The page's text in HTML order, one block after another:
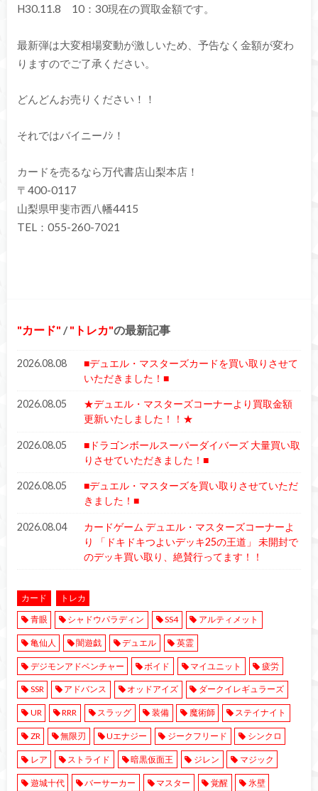
H30.11.8 10：30現在の買取金額です。
最新弾は大変相場変動が激しいため、予告なく金額が変わ
りますのでご了承ください。
どんどんお売りください！！
それではバイニーﾉｼ！
カードを売るなら万代書店山梨本店！
〒400-0117
山梨県甲斐市西八幡4415
TEL：055-260-7021
カード / トレカ の最新記事
2026.08.08
■デュエル・マスターズカードを買い取りさせて
いただきました！■
2026.08.05
★デュエル・マスターズコーナーより買取金額
更新いたしました！！★
2026.08.05
■ドラゴンボールスーパーダイバーズ 大量買い取
りさせていただきました！■
2026.08.05
■デュエル・マスターズを買い取りさせていただ
きました！■
2026.08.04
カードゲーム デュエル・マスターズコーナーよ
り 「ドキドキつよいデッキ25の王道」 未開封で
のデッキ買い取り、絶賛行ってます！！
カード
トレカ
青眼
シャドウパラディン SS4 アルティメット
亀仙人 闇遊戯 デュエル 英霊
デジモンアドベンチャー ボイド マイユニット 疲労
SSR アドバンス オッドアイズ ダークイレギュラーズ
UR RRR スラッグ 装備 魔術師 ステイナイト
ZR 無限刃 Uエナジー ジークフリード シンクロ
レア ストライド 暗黒仮面王 ジレン マジック
遊城十代 バーサーカー マスター 覚醒 氷壁